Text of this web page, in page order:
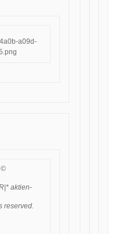
©
aktien-
reserved.